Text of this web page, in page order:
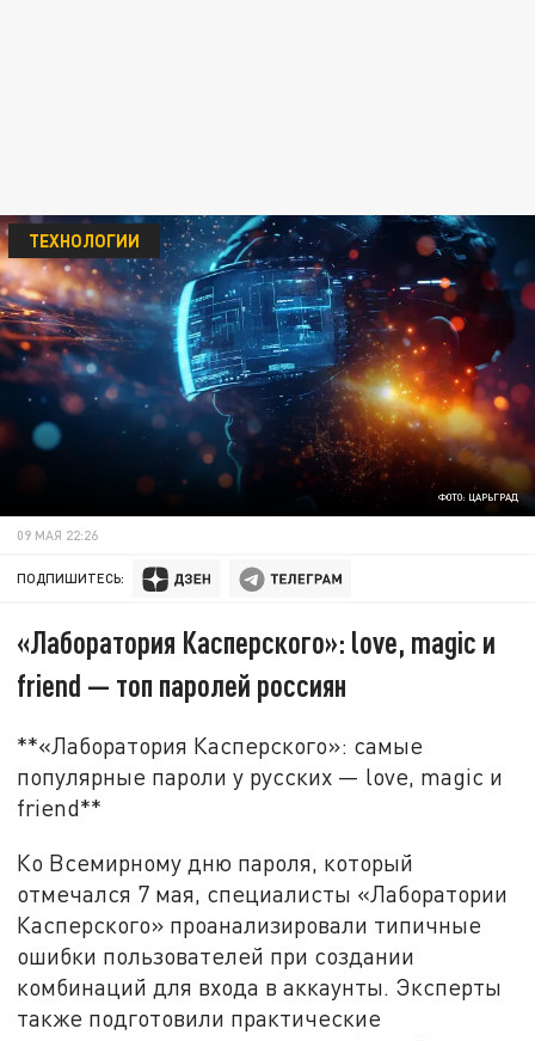
ФОТО: ЦАРЬГРАД
ТЕХНОЛОГИИ
09 МАЯ 22:26
ПОДПИШИТЕСЬ:
«Лаборатория Касперского»: love, magic и
friend — топ паролей россиян
**«Лаборатория Касперского»: самые
популярные пароли у русских — love, magic и
friend**
Ко Всемирному дню пароля, который
отмечался 7 мая, специалисты «Лаборатории
Касперского» проанализировали типичные
ошибки пользователей при создании
комбинаций для входа в аккаунты. Эксперты
также подготовили практические